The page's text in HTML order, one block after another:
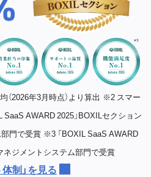
2026年3月時点）より算出 ※2 スマー
SaaS AWARD 2025」BOXILセクション
門で受賞 ※3 「BOXIL SaaS AWARD
ネジメントシステム部門で受賞
体制」を見る